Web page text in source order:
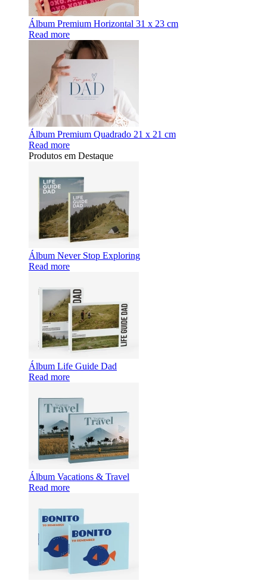
Álbum Premium Horizontal 31 x 23 cm
Read more
Álbum Premium Quadrado 21 x 21 cm
Read more
Produtos em Destaque
Álbum Never Stop Exploring
Read more
Álbum Life Guide Dad
Read more
Álbum Vacations & Travel
Read more